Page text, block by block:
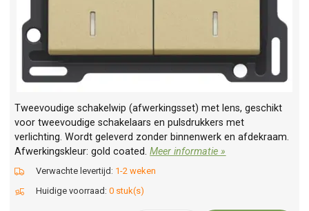
Tweevoudige schakelwip (afwerkingsset) met lens, geschikt
voor tweevoudige schakelaars en pulsdrukkers met
verlichting. Wordt geleverd zonder binnenwerk en afdekraam.
Afwerkingskleur: gold coated.Meer informatie »
Verwachte levertijd: 1-2 weken
Huidige voorraad: 0 stuk(s)